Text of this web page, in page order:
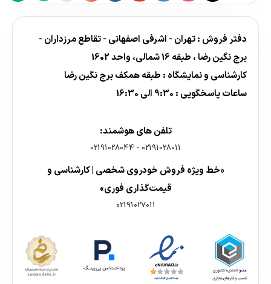
دفتر فروش : تهران - اشرفی اصفهانی - تقاطع مرزداران -
برج نگین رضا ، طبقه 16 شمالی، واحد 1602
کارشناسی و نمایشگاه : طبقه همکف برج نگین رضا
ساعات پاسخگویی : 9:30 الی 16:30
تلفن های هوشمند:
02191028011
-
02191028044
«خط ویژه فروش خودروی شخصی | کارشناسی و
قیمت‌گذاری فوری»
02191027011